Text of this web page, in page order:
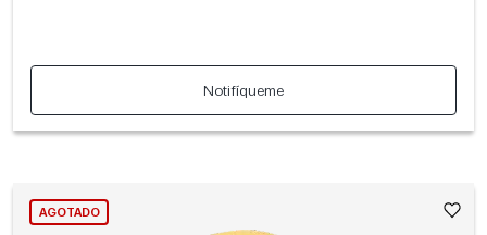
Notifíqueme
AGOTADO